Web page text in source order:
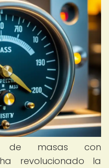
de masas con
revolucionado la